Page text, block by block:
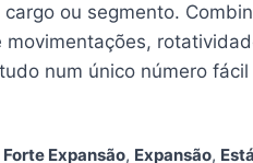
ou segmento.
movimentações,
num único número fácil
Forte Expansão, Expansão,